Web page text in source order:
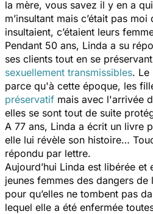
la mère, vous savez il y en a
m’insultant mais c’était pas moi
insultaient, c’étaient leurs
Pendant 50 ans, Linda a su
ses clients tout en se
sexuellement transmissibles. Le
parce qu'à cette époque, les
préservatif mais avec l'arrivée
elles se sont tout de suite
A 77 ans, Linda a écrit un livre
elle lui révèle son histoire…
répondu par lettre.
Aujourd’hui Linda est libérée et
jeunes femmes des dangers
pour qu’elles ne tombent pas
lequel elle a été enfermée